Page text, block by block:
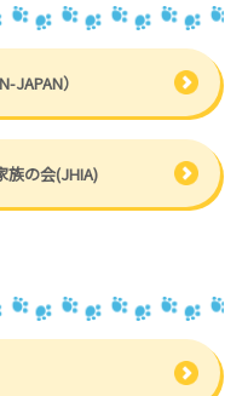
JAPAN）
族の会(JHIA)